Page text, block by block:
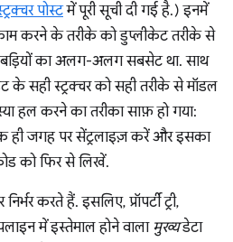
पोस्टमें पूरी सूची दी गई है.) इनमें
करने के तरीके को डुप्लीकेट तरीके से
का अलग-अलग सबसेट था. साथ
के सही स्ट्रक्चर को सही तरीके से मॉडल
हल करने का तरीका साफ़ हो गया:
ही जगह पर सेंट्रलाइज़ करें और इसका
को फिर से लिखें.
निर्भर करते हैं. इसलिए, प्रॉपर्टी ट्री,
में इस्तेमाल होने वाला मुख्यडेटा